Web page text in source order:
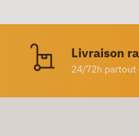
Livraison
24/72h partout